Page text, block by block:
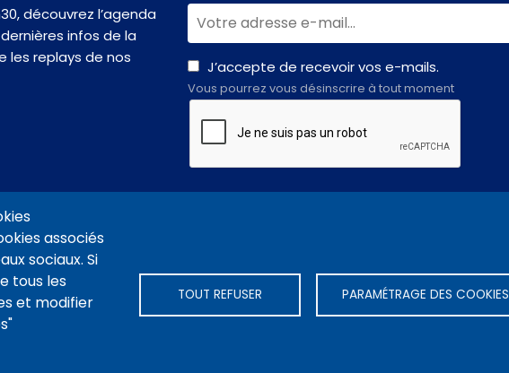
associés
sociaux. Si
tous les
et modifier
TOUT REFUSER PARAMÉTRAGE DES COOKIES
découvrez l’agenda
infos de la
les replays de nos
J’accepte de recevoir vos e-mails.
Vous pourrez vous désinscrire à tout moment
CONNEXION